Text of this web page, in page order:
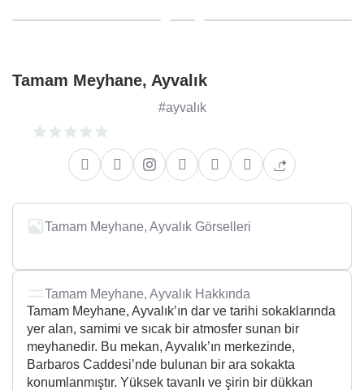
Tamam Meyhane, Ayvalık
#ayvalık
Tamam Meyhane, Ayvalık Görselleri
Tamam Meyhane, Ayvalık Hakkında
Tamam Meyhane, Ayvalık’ın dar ve tarihi sokaklarında
yer alan, samimi ve sıcak bir atmosfer sunan bir
meyhanedir. Bu mekan, Ayvalık’ın merkezinde,
Barbaros Caddesi’nde bulunan bir ara sokakta
konumlanmıştır. Yüksek tavanlı ve şirin bir dükkan